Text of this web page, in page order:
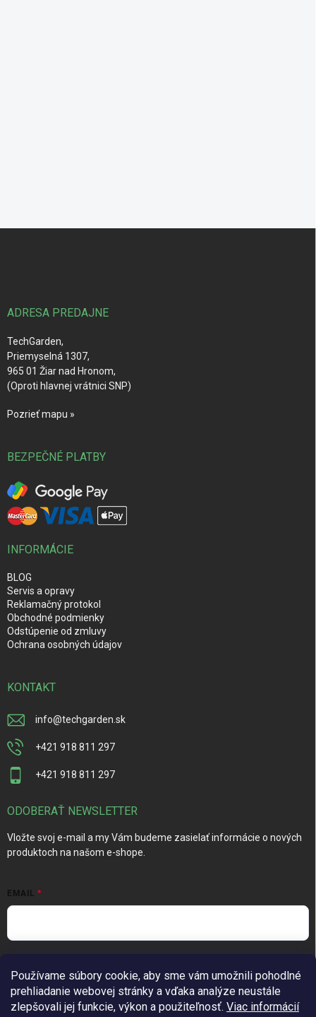
Používame súbory cookie, aby sme vám umožnili pohodlné
prehliadanie webovej stránky a vďaka analýze neustále
zlepšovali jej funkcie, výkon a použiteľnosť. Viac informácií
ADRESA PREDAJNE
TechGarden,
Priemyselná 1307,
965 01 Žiar nad Hronom,
(Oproti hlavnej vrátnici SNP)
Pozrieť mapu »
BEZPEČNÉ PLATBY
INFORMÁCIE
BLOG
Servis a opravy
Reklamačný protokol
Obchodné podmienky
Odstúpenie od zmluvy
Ochrana osobných údajov
KONTAKT
info@techgarden.sk
+421 918 811 297
+421 918 811 297
ODOBERAŤ NEWSLETTER
Vložte svoj e-mail a my Vám budeme zasielať informácie o nových
produktoch na našom e-shope.
EMAIL
údajov
Prihlásiť sa